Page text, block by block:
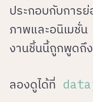
ประกอบกับการ
ภาพและอนิเมชั่น
งานชิ้นนี้ถูกพูดถึง
ลองดูได้ที่